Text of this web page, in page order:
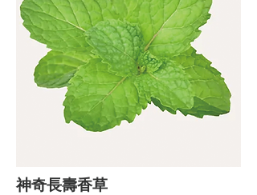
神奇長壽香草